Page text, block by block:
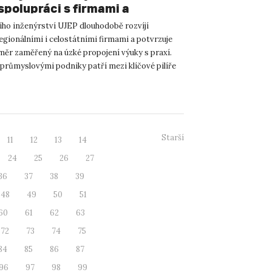
s firmami a
propojuje studium s praxí
inženýrství UJEP dlouhodobě rozvíjí
i celostátními firmami a potvrzuje
zaměřený na úzké propojení výuky s praxí.
podniky patří mezi klíčové pilíře
11 12 13
14
24 25 26
27
37 38
39
48 49 50
51
61 62
63
72 73 74
75
85 86
87
96 97 98 99
Starší